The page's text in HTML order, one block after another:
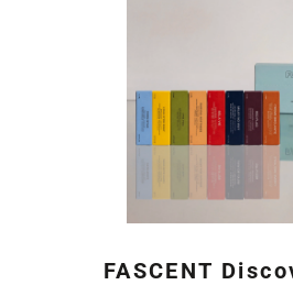
FASCENT